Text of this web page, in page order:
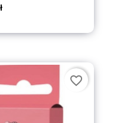
favorite_border